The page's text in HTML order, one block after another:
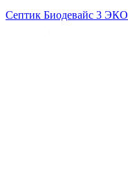
Септик Биодевайс 3 ЭКО